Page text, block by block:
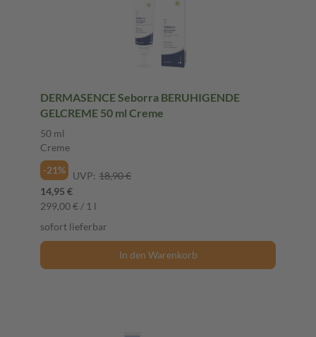
DERMASENCE Seborra BERUHIGENDE
GELCREME 50 ml Creme
50 ml
Creme
-21%
UVP: 18,90 €
14,95 €
299,00 € / 1 l
sofort lieferbar
In den Warenkorb